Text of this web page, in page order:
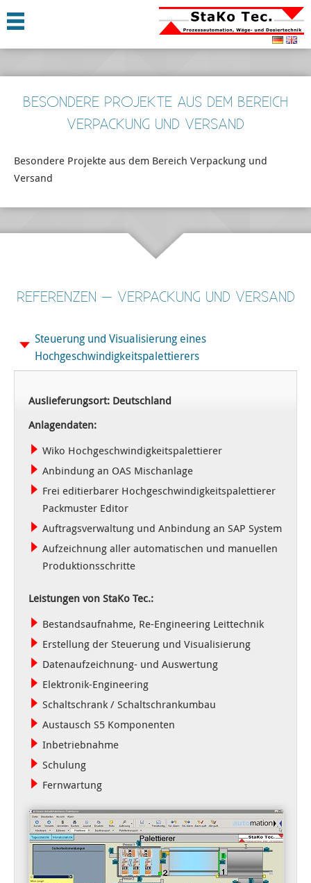
BESONDERE PROJEKTE AUS DEM BEREICH
VERPACKUNG UND VERSAND
Besondere Projekte aus dem Bereich Verpackung und
Versand
REFERENZEN – VERPACKUNG UND VERSAND
Steuerung und Visualisierung eines
Hochgeschwindigkeitspalettierers
Auslieferungsort: Deutschland
Anlagendaten:
Wiko Hochgeschwindigkeitspalettierer
Anbindung an OAS Mischanlage
Frei editierbarer Hochgeschwindigkeitspalettierer
Packmuster Editor
Auftragsverwaltung und Anbindung an SAP System
Aufzeichnung aller automatischen und manuellen
Produktionsschritte
Leistungen von StaKo Tec.:
Bestandsaufnahme, Re-Engineering Leittechnik
Erstellung der Steuerung und Visualisierung
Datenaufzeichnung- und Auswertung
Elektronik-Engineering
Schaltschrank / Schaltschrankumbau
Austausch S5 Komponenten
Inbetriebnahme
Schulung
Fernwartung